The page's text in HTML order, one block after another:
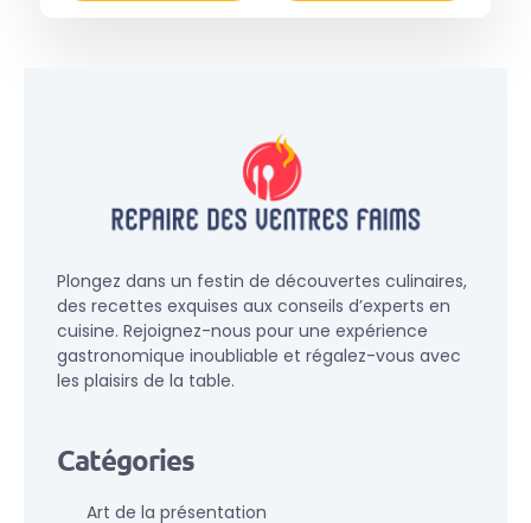
Plongez dans un festin de découvertes culinaires,
des recettes exquises aux conseils d’experts en
cuisine. Rejoignez-nous pour une expérience
gastronomique inoubliable et régalez-vous avec
les plaisirs de la table.
Catégories
Art de la présentation